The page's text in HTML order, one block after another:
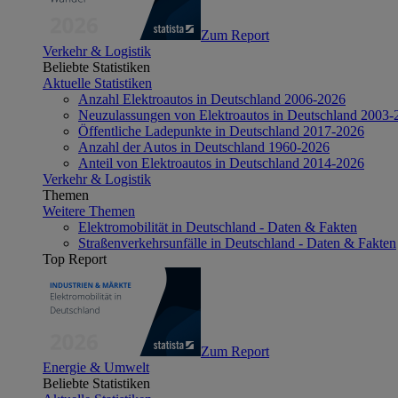
Zum Report
Verkehr & Logistik
Beliebte Statistiken
Aktuelle Statistiken
Anzahl Elektroautos in Deutschland 2006-2026
Neuzulassungen von Elektroautos in Deutschland 2003-
Öffentliche Ladepunkte in Deutschland 2017-2026
Anzahl der Autos in Deutschland 1960-2026
Anteil von Elektroautos in Deutschland 2014-2026
Verkehr & Logistik
Themen
Weitere Themen
Elektromobilität in Deutschland - Daten & Fakten
Straßenverkehrsunfälle in Deutschland - Daten & Fakten
Top Report
Zum Report
Energie & Umwelt
Beliebte Statistiken